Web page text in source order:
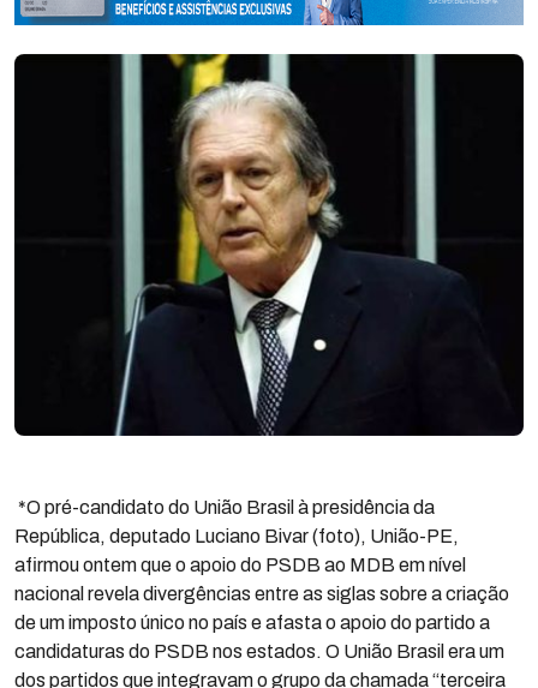
*O pré-candidato do União Brasil à presidência da
República, deputado Luciano Bivar (foto), União-PE,
afirmou ontem que o apoio do PSDB ao MDB em nível
nacional revela divergências entre as siglas sobre a criação
de um imposto único no país e afasta o apoio do partido a
candidaturas do PSDB nos estados. O União Brasil era um
dos partidos que integravam o grupo da chamada “terceira